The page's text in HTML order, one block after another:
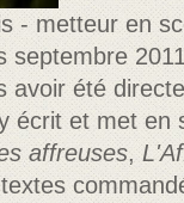
- metteur en
septembre
avoir été
écrit et met en
affreuses,